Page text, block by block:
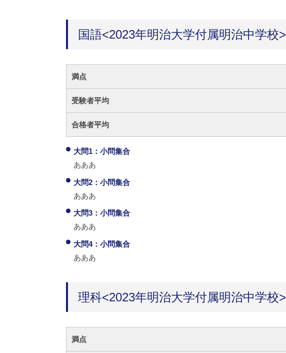
国語<2023年明治大学付属明治中学校>
満点
受験者平均
合格者平均
大問1：小問集合
あああ
大問2：小問集合
あああ
大問3：小問集合
あああ
大問4：小問集合
あああ
理科<2023年明治大学付属明治中学校>
満点